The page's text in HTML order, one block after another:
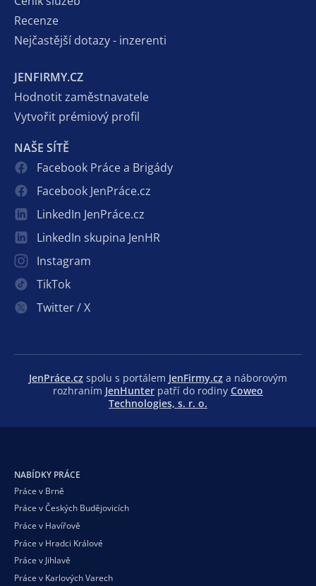
Recenze
Nejčastější dotazy - inzerenti
JENFIRMY.CZ
Hodnotit zaměstnavatele
Vytvořit prémiový profil
NAŠE SÍTĚ
Facebook Práce a Brigády
Facebook JenPráce.cz
LinkedIn JenPráce.cz
LinkedIn skupina JenHR
Instagram
TikTok
Twitter / X
JenPráce.cz spolu s portálem JenFirmy.cz a náborovým
rozhraním JenHunter patří do rodiny Coweo
Technologies, s. r. o.
NABÍDKY PRÁCE
Práce v Brně
Práce v Českých Budějovicích
Práce v Havířově
Práce v Hradci Králové
Práce v Jihlavě
Práce v Karlových Varech